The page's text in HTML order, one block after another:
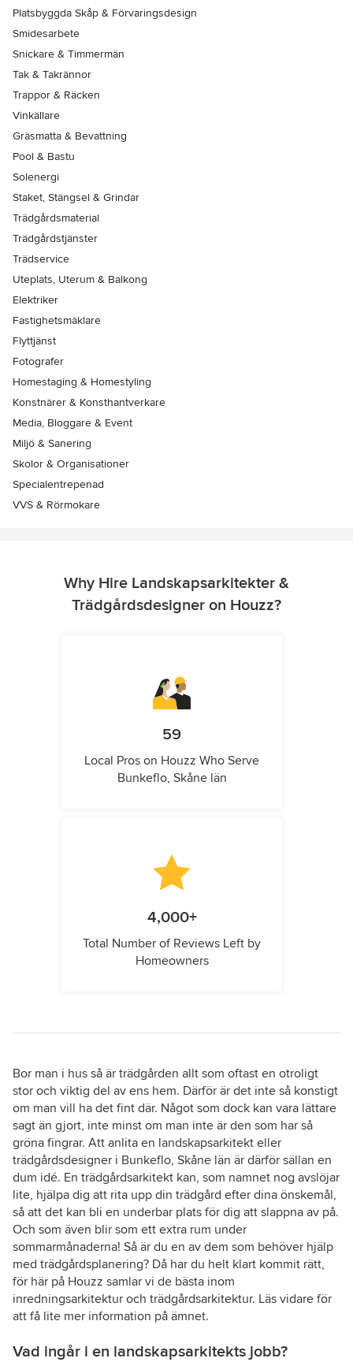
Platsbyggda Skåp & Förvaringsdesign
Smidesarbete
Snickare & Timmermän
Tak & Takrännor
Trappor & Räcken
Vinkällare
Gräsmatta & Bevattning
Pool & Bastu
Solenergi
Staket, Stängsel & Grindar
Trädgårdsmaterial
Trädgårdstjänster
Trädservice
Uteplats, Uterum & Balkong
Elektriker
Fastighetsmäklare
Flyttjänst
Fotografer
Homestaging & Homestyling
Konstnärer & Konsthantverkare
Media, Bloggare & Event
Miljö & Sanering
Skolor & Organisationer
Specialentrepenad
VVS & Rörmokare
Why Hire Landskapsarkitekter &
Trädgårdsdesigner on Houzz?
59
Local Pros on Houzz Who Serve
Bunkeflo, Skåne län
4,000+
Total Number of Reviews Left by
Homeowners
Bor man i hus så är trädgården allt som oftast en otroligt
stor och viktig del av ens hem. Därför är det inte så konstigt
om man vill ha det fint där. Något som dock kan vara lättare
sagt än gjort, inte minst om man inte är den som har så
gröna fingrar. Att anlita en landskapsarkitekt eller
trädgårdsdesigner i Bunkeflo, Skåne län är därför sällan en
dum idé. En trädgårdsarkitekt kan, som namnet nog avslöjar
lite, hjälpa dig att rita upp din trädgård efter dina önskemål,
så att det kan bli en underbar plats för dig att slappna av på.
Och som även blir som ett extra rum under
sommarmånaderna! Så är du en av dem som behöver hjälp
med trädgårdsplanering? Då har du helt klart kommit rätt,
för här på Houzz samlar vi de bästa inom
inredningsarkitektur och trädgårdsarkitektur. Läs vidare för
att få lite mer information på ämnet.
Vad ingår i en landskapsarkitekts jobb?